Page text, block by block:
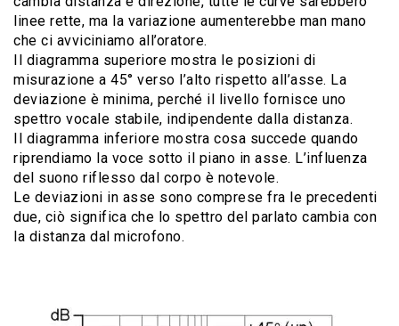
linee rette, ma la variazione aumenterebbe man mano
che ci avviciniamo all’oratore.
Il diagramma superiore mostra le posizioni di
misurazione a 45° verso l’alto rispetto all’asse. La
deviazione è minima, perché il livello fornisce uno
spettro vocale stabile, indipendente dalla distanza.
Il diagramma inferiore mostra cosa succede quando
riprendiamo la voce sotto il piano in asse. L’influenza
del suono riflesso dal corpo è notevole.
Le deviazioni in asse sono comprese fra le precedenti
due, ciò significa che lo spettro del parlato cambia con
la distanza dal microfono.